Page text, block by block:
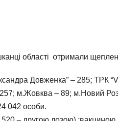
області отримали
Довженка” – 285; ТРК
м.Жовква – 89; м.Новий
042 особи.